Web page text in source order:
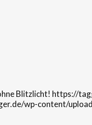
https://
wp-content/